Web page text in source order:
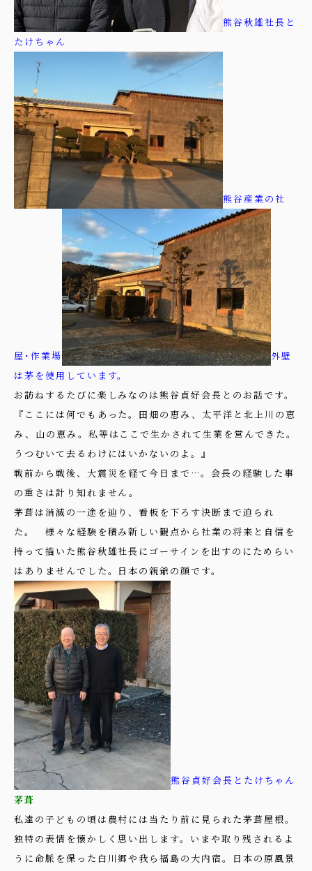
熊谷秋雄社長と
たけちゃん
熊谷産業の社
屋･作業場
外壁
は茅を使用しています。
お訪ねするたびに楽しみなのは熊谷貞好会長とのお話です。
『ここには何でもあった。田畑の恵み、太平洋と北上川の恵
み、山の恵み。私等はここで生かされて生業を営んできた。
うつむいて去るわけにはいかないのよ。』
戦前から戦後、大震災を経て今日まで…。会長の経験した事
の重さは計り知れません。
茅葺は消滅の一途を辿り、看板を下ろす決断まで迫られ
た。 様々な経験を積み新しい観点から社業の将来と自信を
持って描いた熊谷秋雄社長にゴーサインを出すのにためらい
はありませんでした。日本の親爺の顔です。
熊谷貞好会長とたけちゃん
茅葺
私達の子どもの頃は農村には当たり前に見られた茅葺屋根。
独特の表情を懐かしく思い出します。いまや取り残されるよ
うに命脈を保った白川郷や我ら福島の大内宿。日本の原風景